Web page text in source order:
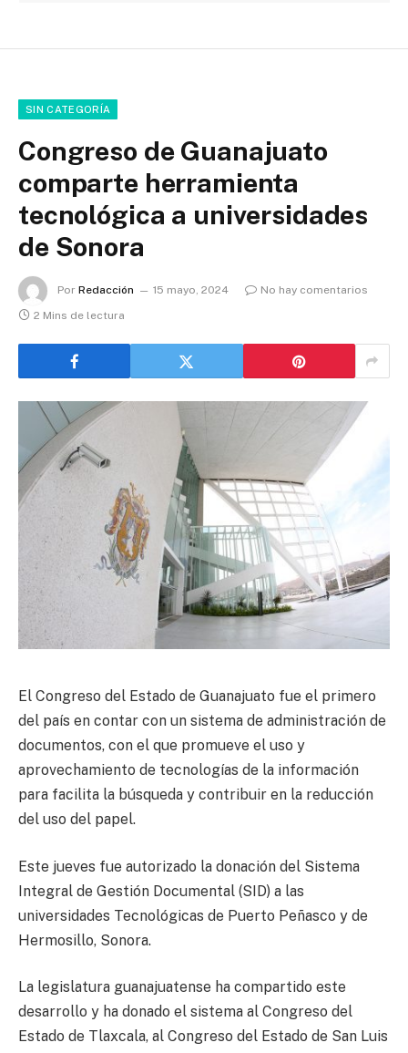
SIN CATEGORÍA
Congreso de Guanajuato
comparte herramienta
tecnológica a universidades
de Sonora
Por Redacción 15 mayo, 2024
No hay comentarios
2 Mins de lectura
El Congreso del Estado de Guanajuato fue el primero
del país en contar con un sistema de administración de
documentos, con el que promueve el uso y
aprovechamiento de tecnologías de la información
para facilita la búsqueda y contribuir en la reducción
del uso del papel.
Este jueves fue autorizado la donación del Sistema
Integral de Gestión Documental (SID) a las
universidades Tecnológicas de Puerto Peñasco y de
Hermosillo, Sonora.
La legislatura guanajuatense ha compartido este
desarrollo y ha donado el sistema al Congreso del
Estado de Tlaxcala, al Congreso del Estado de San Luis